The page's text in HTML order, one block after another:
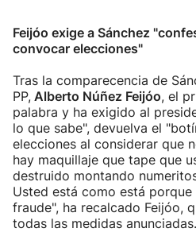
Feijóo exige a Sánchez
convocar elecciones"
Tras la comparecencia de
PP, Alberto Núñez Feijóo, el
palabra y ha exigido al
lo que sabe", devuelva el
elecciones al considerar que
hay maquillaje que tape que
destruido montando
Usted está como está
fraude", ha recalcado Feijóo,
todas las medidas anunciadas.